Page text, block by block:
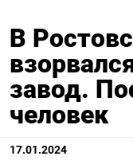
В
завод.
человек
17.01.2024